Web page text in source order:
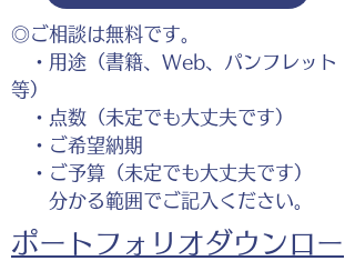
◎ご相談は無料です。
・用途（書籍、Web、パンフレット
等）
・点数（未定でも大丈夫です）
・ご希望納期
・ご予算（未定でも大丈夫です）
分かる範囲でご記入ください。
ポートフォリオダウンロー